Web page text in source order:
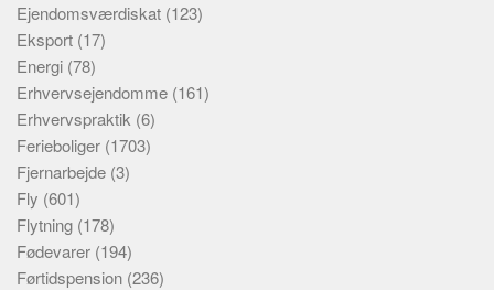
Ejendomsværdiskat (123)
Eksport (17)
Energi (78)
Erhvervsejendomme (161)
Erhvervspraktik (6)
Ferieboliger (1703)
Fjernarbejde (3)
Fly (601)
Flytning (178)
Fødevarer (194)
Førtidspension (236)